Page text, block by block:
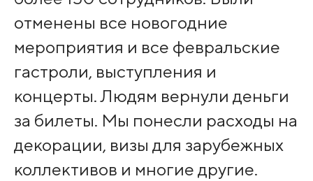
отменены все новогодние
мероприятия и все февральские
гастроли, выступления и
концерты. Людям вернули деньги
за билеты. Мы понесли расходы на
декорации, визы для зарубежных
коллективов и многие другие.